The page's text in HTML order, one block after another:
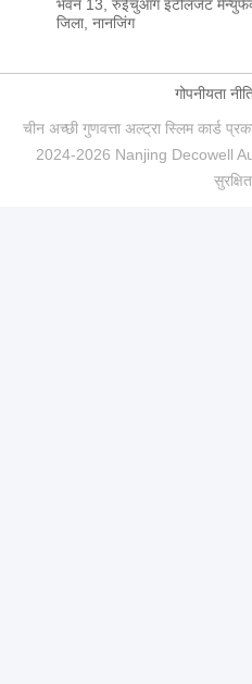
भवन 13, रुईचुआंग इंटेलिजेंट
जिला, नानजिंग
गोपनीयता
चीन अच्छी गुणवत्ता अल्ट्रा स्लिम कार्ड
2024-2026 Nanjing Decowell